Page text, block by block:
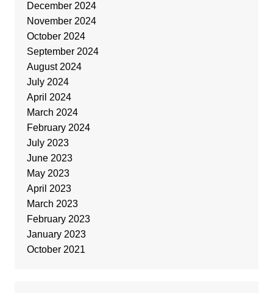
December 2024
November 2024
October 2024
September 2024
August 2024
July 2024
April 2024
March 2024
February 2024
July 2023
June 2023
May 2023
April 2023
March 2023
February 2023
January 2023
October 2021